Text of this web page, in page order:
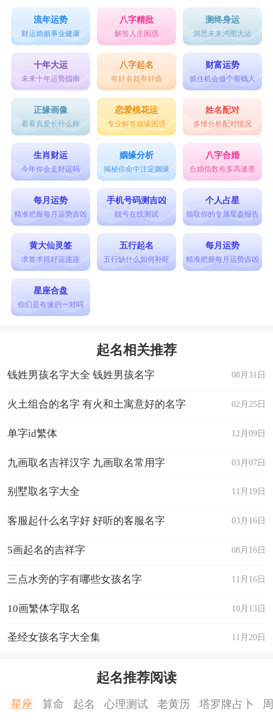
流年运势
财运婚姻事业健康
八字精批
解答人生困惑
测终身运
洞悉未来鸿图大运
十年大运
未来十年运势指南
八字起名
有好名就有好命
财富运势
抓住机会做个有钱人
正缘画像
看看真爱长什么样
恋爱桃花运
专业解答姻缘困惑
姓名配对
多维分析配对情况
生肖财运
今年你会走好运吗
姻缘分析
揭秘你命中注定姻缘
八字合婚
合婚指数有多高速查
每月运势
精准把握每月运势吉凶
手机号码测吉凶
靓号在线测试
个人占星
领取你的专属星盘报告
黄大仙灵签
求签求得好运连连
五行起名
五行缺什么如何补旺
每月运势
精准把握每月运势吉凶
星座合盘
你们是有缘的一对吗
起名相关推荐
08月31日
钱姓男孩名字大全 钱姓男孩名字
02月25日
火土组合的名字 有火和土寓意好的名字
12月09日
单字id繁体
03月07日
九画取名吉祥汉字 九画取名常用字
11月19日
别墅取名字大全
03月16日
客服起什么名字好 好听的客服名字
08月16日
5画起名的吉祥字
11月16日
三点水旁的字有哪些女孩名字
10月13日
10画繁体字取名
11月20日
圣经女孩名字大全集
起名推荐阅读
星座 算命 起名 心理测试 老黄历 塔罗牌占卜